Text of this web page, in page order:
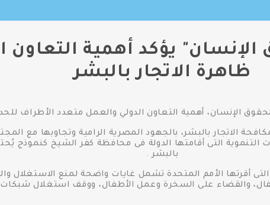
يؤكد أهمية التعاون
ظاهرة الاتجار بالبشر
الإنسان، أهمية التعاون الدولي والعمل متعدد الأطراف للحد
الاتجار بالبشر، بالجهود المصرية الرامية وتجاوبها مع
التى أقامتها الدولة فى محافظة كفر الشيخ كنموذج
بالبشر .
أقرتها الأمم المتحدة تشمل غايات واضحة لمنع الاستغلال
والقضاء على السخرة وعمل الأطفال، ووقف استغلال شبكات